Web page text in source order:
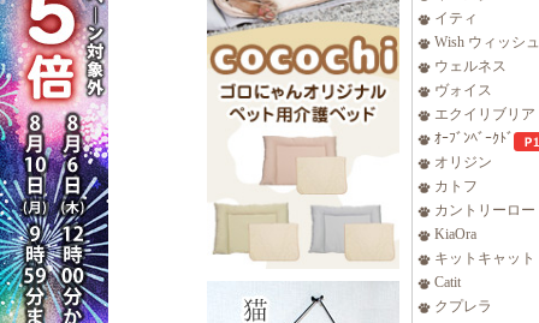
イティ
Wish ウィッシュ
ウェルネス
ヴォイス
エクイリブリア
ｵｰﾌﾞﾝﾍﾞｰｸﾄﾞ
オリジン
カトフ
カントリーロー
KiaOra
キットキャット
Catit
クプレラ